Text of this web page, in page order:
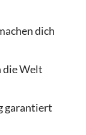
dich
die Welt
garantiert